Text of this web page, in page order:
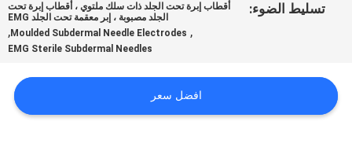
خريطة
تسليط الضوء:
أقطاب إبرة تحت الجلد ذات سلك ملتوي ، أقطاب إبرة تحت
الجلد مصبوبة ، إبر معقمة تحت الجلد EMG
,
Moulded Subdermal Needle Electrodes
,
EMG Sterile Subdermal Needles
افضل سعر